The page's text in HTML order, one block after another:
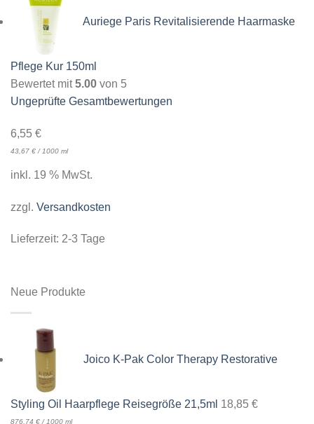
Auriege Paris Revitalisierende Haarmaske
Pflege Kur 150ml
Bewertet mit5.00 von 5
Ungeprüfte Gesamtbewertungen
6,55 €
43,67 € / 1000 ml
inkl. 19 % MwSt.
zzgl. Versandkosten
Lieferzeit: 2-3 Tage
Neue Produkte
Joico K-Pak Color Therapy Restorative
Styling Oil Haarpflege Reisegröße 21,5ml 18,85 €
876,74 € / 1000 ml